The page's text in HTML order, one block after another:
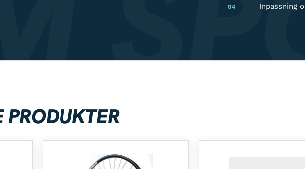
04 Inpassning
PRODUKTER